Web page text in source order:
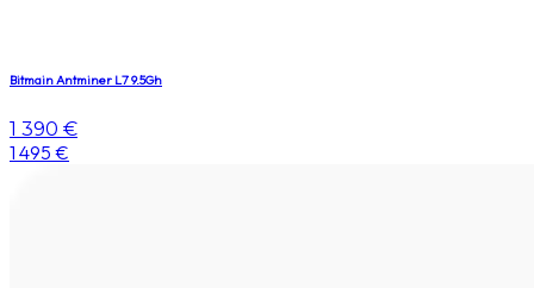
Bitmain Antminer L7 9.5Gh
1 390 €
1 495 €